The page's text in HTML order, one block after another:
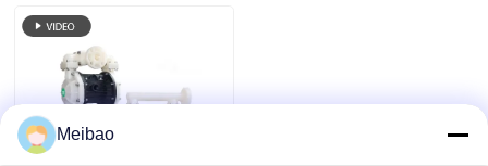
pompe centrifuge chimique
Pompe chimique rayée par fluor
Filtre liquide chimique
Meibao